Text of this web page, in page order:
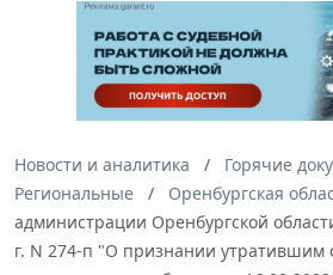
Новости и аналитика
Горячие
Региональные
Оренбургская
администрации Оренбургской
г. N 274-п "О признании утратившим